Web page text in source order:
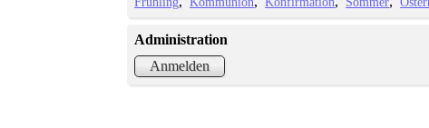
Administration
Anmelden